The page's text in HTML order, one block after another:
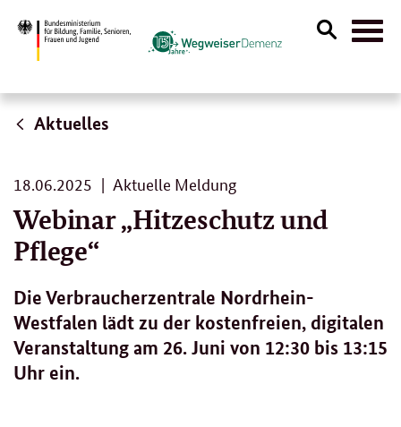
Suche
Aktuelles
Webinar „Hitzeschutz und
Pflege“
18.06.2025 18.
06.
2025
Aktuelle Meldung
Die Verbraucherzentrale Nordrhein-
Westfalen lädt zu der kostenfreien, digitalen
Veranstaltung am 26. Juni von 12:30 bis 13:15
Uhr ein.